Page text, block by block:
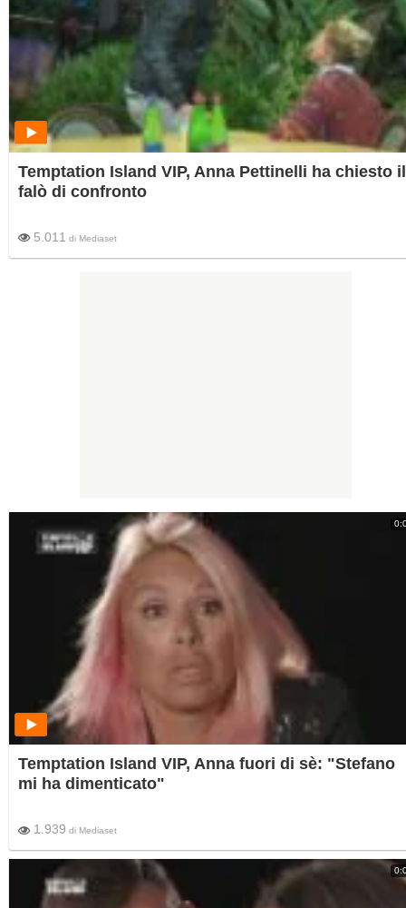
Temptation Island VIP, Anna Pettinelli ha chiesto il
falò di confronto
5.011 di Mediaset
Temptation Island VIP, Anna fuori di sè: "Stefano
mi ha dimenticato"
1.939 di Mediaset